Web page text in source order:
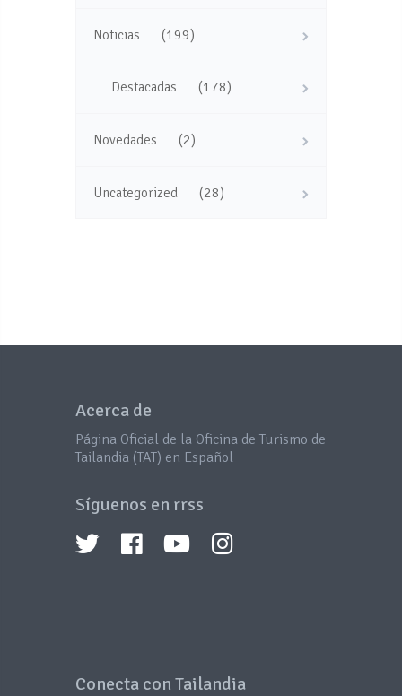
Noticias (199)
Destacadas (178)
Novedades (2)
Uncategorized (28)
Acerca de
Página Oficial de la Oficina de Turismo de
Tailandia (TAT) en Español
Síguenos en rrss
Conecta con Tailandia